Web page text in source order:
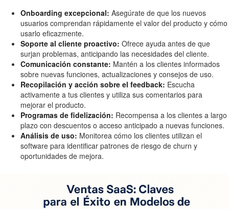
Onboarding excepcional: Asegúrate de que los nuevos
usuarios comprendan rápidamente el valor del producto y cómo
usarlo eficazmente.
Soporte al cliente proactivo: Ofrece ayuda antes de que
surjan problemas, anticipando las necesidades del cliente.
Comunicación constante: Mantén a los clientes informados
sobre nuevas funciones, actualizaciones y consejos de uso.
Recopilación y acción sobre el feedback: Escucha
activamente a tus clientes y utiliza sus comentarios para
mejorar el producto.
Programas de fidelización: Recompensa a los clientes a largo
plazo con descuentos o acceso anticipado a nuevas funciones.
Análisis de uso: Monitorea cómo los clientes utilizan el
software para identificar patrones de riesgo de churn y
oportunidades de mejora.